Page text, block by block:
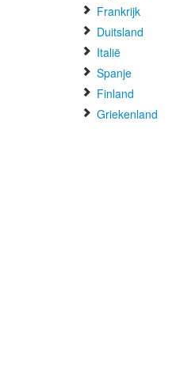
Frankrijk
Duitsland
Italië
Spanje
Finland
Griekenland